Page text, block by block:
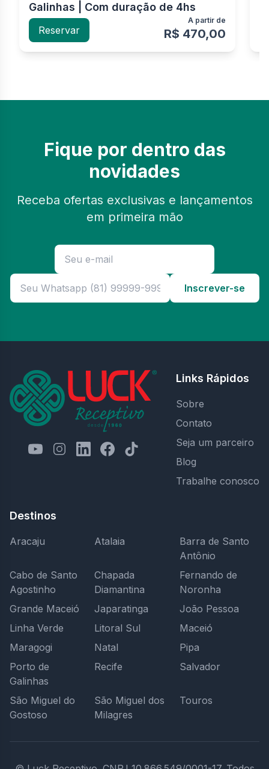
Galinhas | Com duração de 4hs
Reservar
A partir de
R$ 470,00
Fique por dentro das
novidades
Receba ofertas exclusivas e lançamentos
em primeira mão
Inscrever-se
Links Rápidos
Sobre
Contato
Seja um parceiro
Blog
Trabalhe conosco
Destinos
Aracaju Atalaia
Barra de Santo
Antônio
Cabo de Santo
Agostinho
Chapada
Diamantina
Fernando de
Noronha
Grande Maceió
Japaratinga
João Pessoa
Linha Verde
Litoral Sul
Maceió
Maragogi
Natal
Pipa
Porto de
Galinhas
Recife Salvador
São Miguel do
Gostoso
São Miguel dos
Milagres
Touros